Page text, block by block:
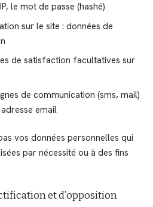
le mot de passe (hashé)
sur le site : données de
de satisfaction facultatives sur
de communication (sms, mail)
email
vos données personnelles qui
par nécessité ou à des fins
et d’opposition